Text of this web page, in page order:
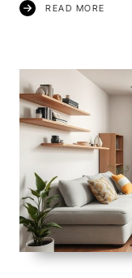
READ MORE